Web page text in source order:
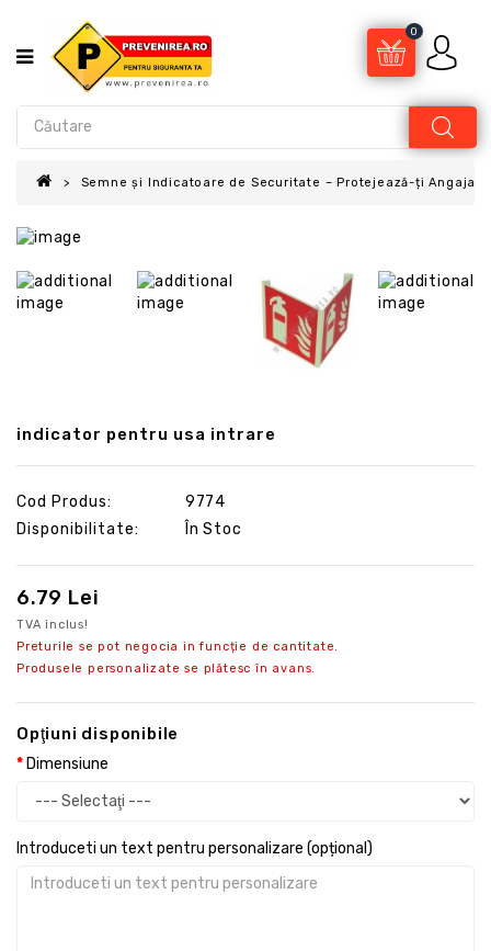
0
Semne și Indicatoare de Securitate – Protejează-ți
indicator pentru usa intrare
Cod Produs:
9774
Disponibilitate:
În Stoc
6.79 Lei
TVA inclus!
Preturile se pot negocia in funcție de cantitate.
Produsele personalizate se plătesc în avans.
Opţiuni disponibile
Dimensiune
Introduceti un text pentru personalizare (opțional)